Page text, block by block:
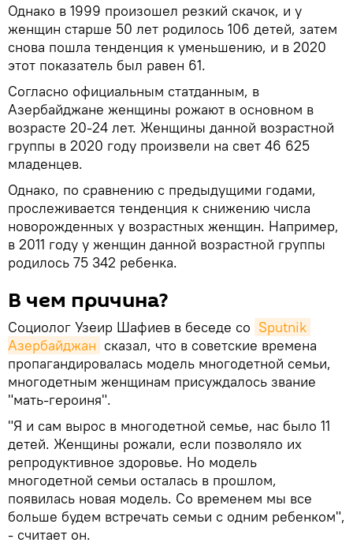
Однако в 1999 произошел резкий скачок, и у
женщин старше 50 лет родилось 106 детей, затем
снова пошла тенденция к уменьшению, и в 2020
этот показатель был равен 61.
Согласно официальным статданным, в
Азербайджане женщины рожают в основном в
возрасте 20-24 лет. Женщины данной возрастной
группы в 2020 году произвели на свет 46 625
младенцев.
Однако, по сравнению с предыдущими годами,
прослеживается тенденция к снижению числа
новорожденных у возрастных женщин. Например,
в 2011 году у женщин данной возрастной группы
родилось 75 342 ребенка.
В чем причина?
Социолог Узеир Шафиев в беседе со Sputnik
Азербайджан сказал, что в советские времена
пропагандировалась модель многодетной семьи,
многодетным женщинам присуждалось звание
"мать-героиня".
"Я и сам вырос в многодетной семье, нас было 11
детей. Женщины рожали, если позволяло их
репродуктивное здоровье. Но модель
многодетной семьи осталась в прошлом,
появилась новая модель. Со временем мы все
больше будем встречать семьи с одним ребенком",
- считает он.